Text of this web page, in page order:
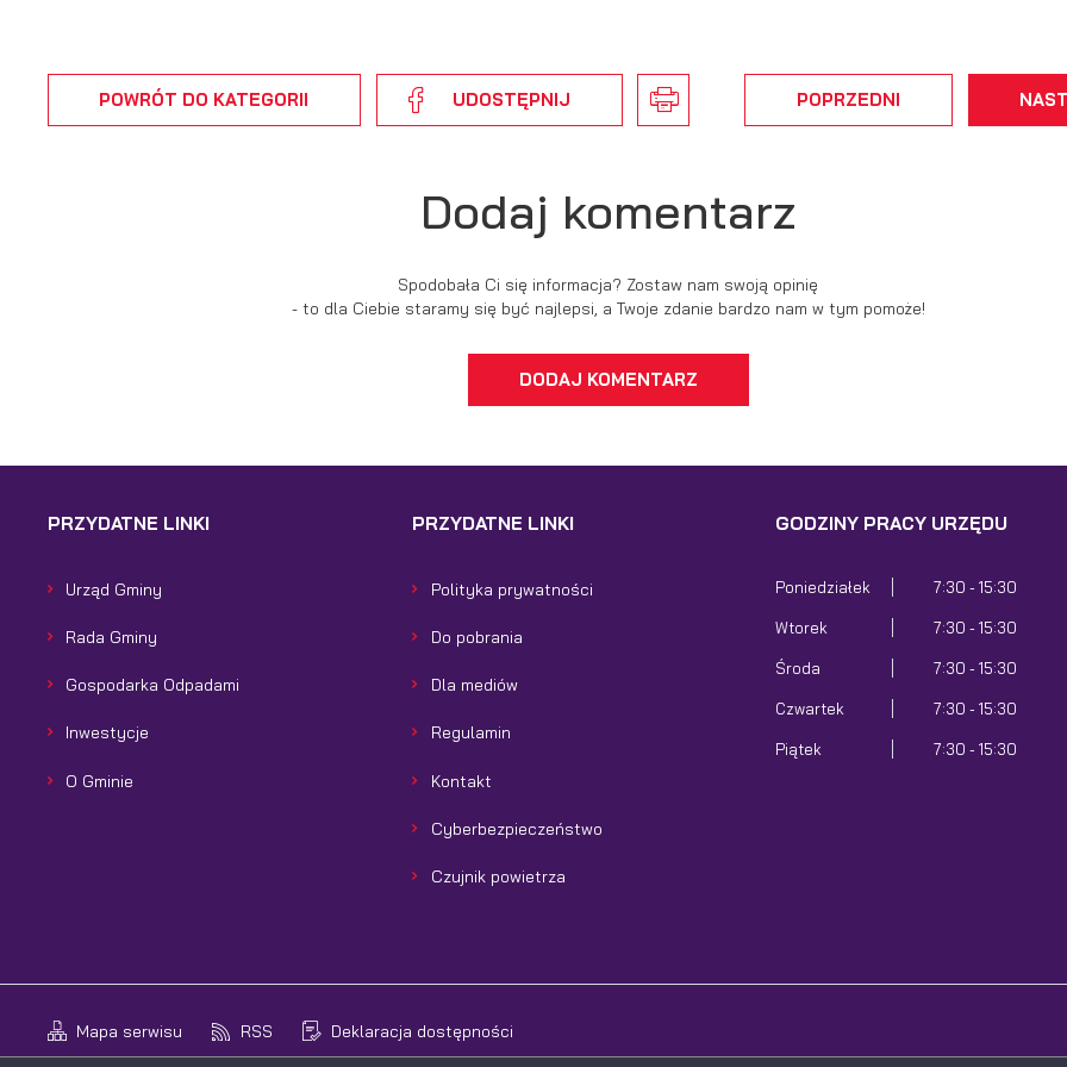
POWRÓT DO KATEGORII UDOSTĘPNIJ POPRZEDNI
Dodaj komentarz
Spodobała Ci się informacja? Zostaw nam swoją opinię
- to dla Ciebie staramy się być najlepsi, a Twoje zdanie bardzo nam w tym pomoże!
DODAJ KOMENTARZ
PRZYDATNE LINKI
Urząd Gminy
Rada Gminy
Gospodarka Odpadami
Inwestycje
O Gminie
PRZYDATNE LINKI
Polityka prywatności
Do pobrania
Dla mediów
Regulamin
Kontakt
Cyberbezpieczeństwo
Czujnik powietrza
GODZINY PRACY URZĘDU
Poniedziałek 7:30 - 15:30
Wtorek 7:30 - 15:30
Środa 7:30 - 15:30
Czwartek 7:30 - 15:30
Piątek 7:30 - 15:30
Mapa serwisu RSS Deklaracja dostępności
usług. Firmy te działają w charakterze pośredników prezentujących nasze treści w
postaci wiadomości, ofert, komunikatów mediów społecznościowych.